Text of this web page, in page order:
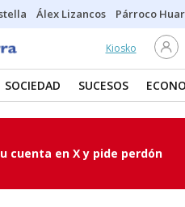
Álex Lizancos Párroco
Kiosko
SOCIEDAD SUCESOS
cuenta en X y pide perdón